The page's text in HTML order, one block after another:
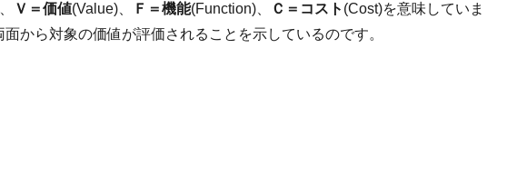
Ｖ＝価値(Value)、 Ｆ＝機能(Function)、 Ｃ＝コスト (Cost)を意味していま
から対象の価値が評価されることを示しているのです。